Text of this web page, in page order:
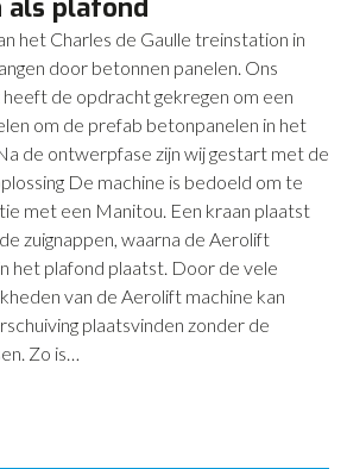
als plafond
het Charles de Gaulle treinstation in
door betonnen panelen. Ons
de opdracht gekregen om een
om de prefab betonpanelen in het
de ontwerpfase zijn wij gestart met de
De machine is bedoeld om te
met een Manitou. Een kraan plaatst
zuignappen, waarna de Aerolift
het plafond plaatst. Door de vele
van de Aerolift machine kan
plaatsvinden zonder de
Zo is…